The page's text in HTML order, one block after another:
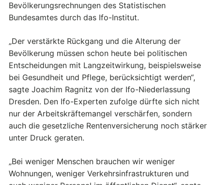
Bevölkerungsrechnungen des Statistischen
Bundesamtes durch das Ifo-Institut.
„Der verstärkte Rückgang und die Alterung der
Bevölkerung müssen schon heute bei politischen
Entscheidungen mit Langzeitwirkung, beispielsweise
bei Gesundheit und Pflege, berücksichtigt werden“,
sagte Joachim Ragnitz von der Ifo-Niederlassung
Dresden. Den Ifo-Experten zufolge dürfte sich nicht
nur der Arbeitskräftemangel verschärfen, sondern
auch die gesetzliche Rentenversicherung noch stärker
unter Druck geraten.
„Bei weniger Menschen brauchen wir weniger
Wohnungen, weniger Verkehrsinfrastrukturen und